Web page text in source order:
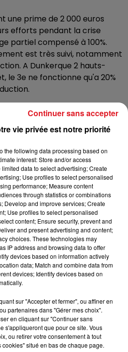
une prime de 2 000 euros
efforts pendant la crise
partiel compensé à 100%.
est très suivi, notamment
A Dunkerque 2 hauts-
le 3e ne fonctionne qu'a 20%
emploie 3 500 personnes. Le
600 salariés.
POUR HOMICIDE
APRÈS LA...
vie privée est notre priorité
the following data processing based on
interest: Store and/or access
data to select advertising; Create
Use profiles to select personalised
performance; Measure content
through statistics or combinations
Develop and improve services; Create
Use profiles to select personalised
content; Ensure security, prevent and
and present advertising and content;
choices. These technologies may
IP address and browsing data to offer
devices based on information actively
data; Match and combine data from
devices; Identify devices based on
sur "Accepter et fermer", ou affiner en
partenaires dans "Gérer mes choix".
en cliquant sur "Continuer sans
s'appliqueront que pour ce site. Vous
ou retirer votre consentement à tout
situé en bas de chaque page.
Continuer sans accepter